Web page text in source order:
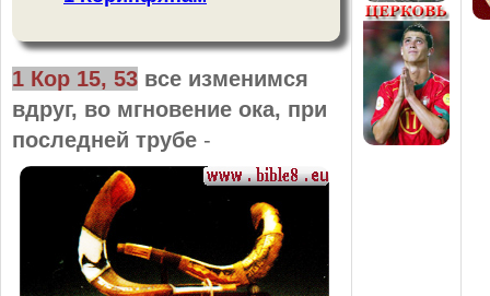
1 Кор 15, 53 все изменимся
вдруг, во мгновение ока, при
последней трубе -